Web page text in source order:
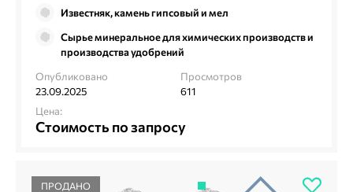
Известняк, камень гипсовый и мел
Сырье минеральное для химических производств и
производства удобрений
Опубликовано
23.09.2025
Просмотров
611
Цена:
Стоимость по запросу
ПРОДАНО